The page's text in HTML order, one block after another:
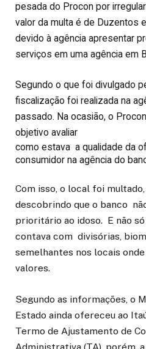
pesada do Procon por
valor da multa é de Duzentos
devido à agência apresentar
serviços em uma agência em
Segundo o que foi divulgado
fiscalização foi realizada na
passado. Na ocasião, o
objetivo avaliar
como estava a qualidade da
consumidor na agência do
Com isso, o local foi
descobrindo que o banco
prioritário ao idoso. E não
contava com divisórias,
semelhantes nos locais
valores.
Segundo as informações, o
Estado ainda ofereceu ao
Termo de Ajustamento de
Administrativa (TA), porém,